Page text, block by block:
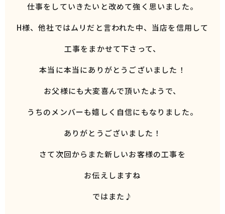
仕事をしていきたいと改めて強く思いました。
H様、他社ではムリだと言われた中、当店を信用して
工事をまかせて下さって、
本当に本当にありがとうございました！
お父様にも大変喜んで頂いたようで、
うちのメンバーも嬉しく自信にもなりました。
ありがとうございました！
さて次回からまた新しいお客様の工事を
お伝えしますね
ではまた♪